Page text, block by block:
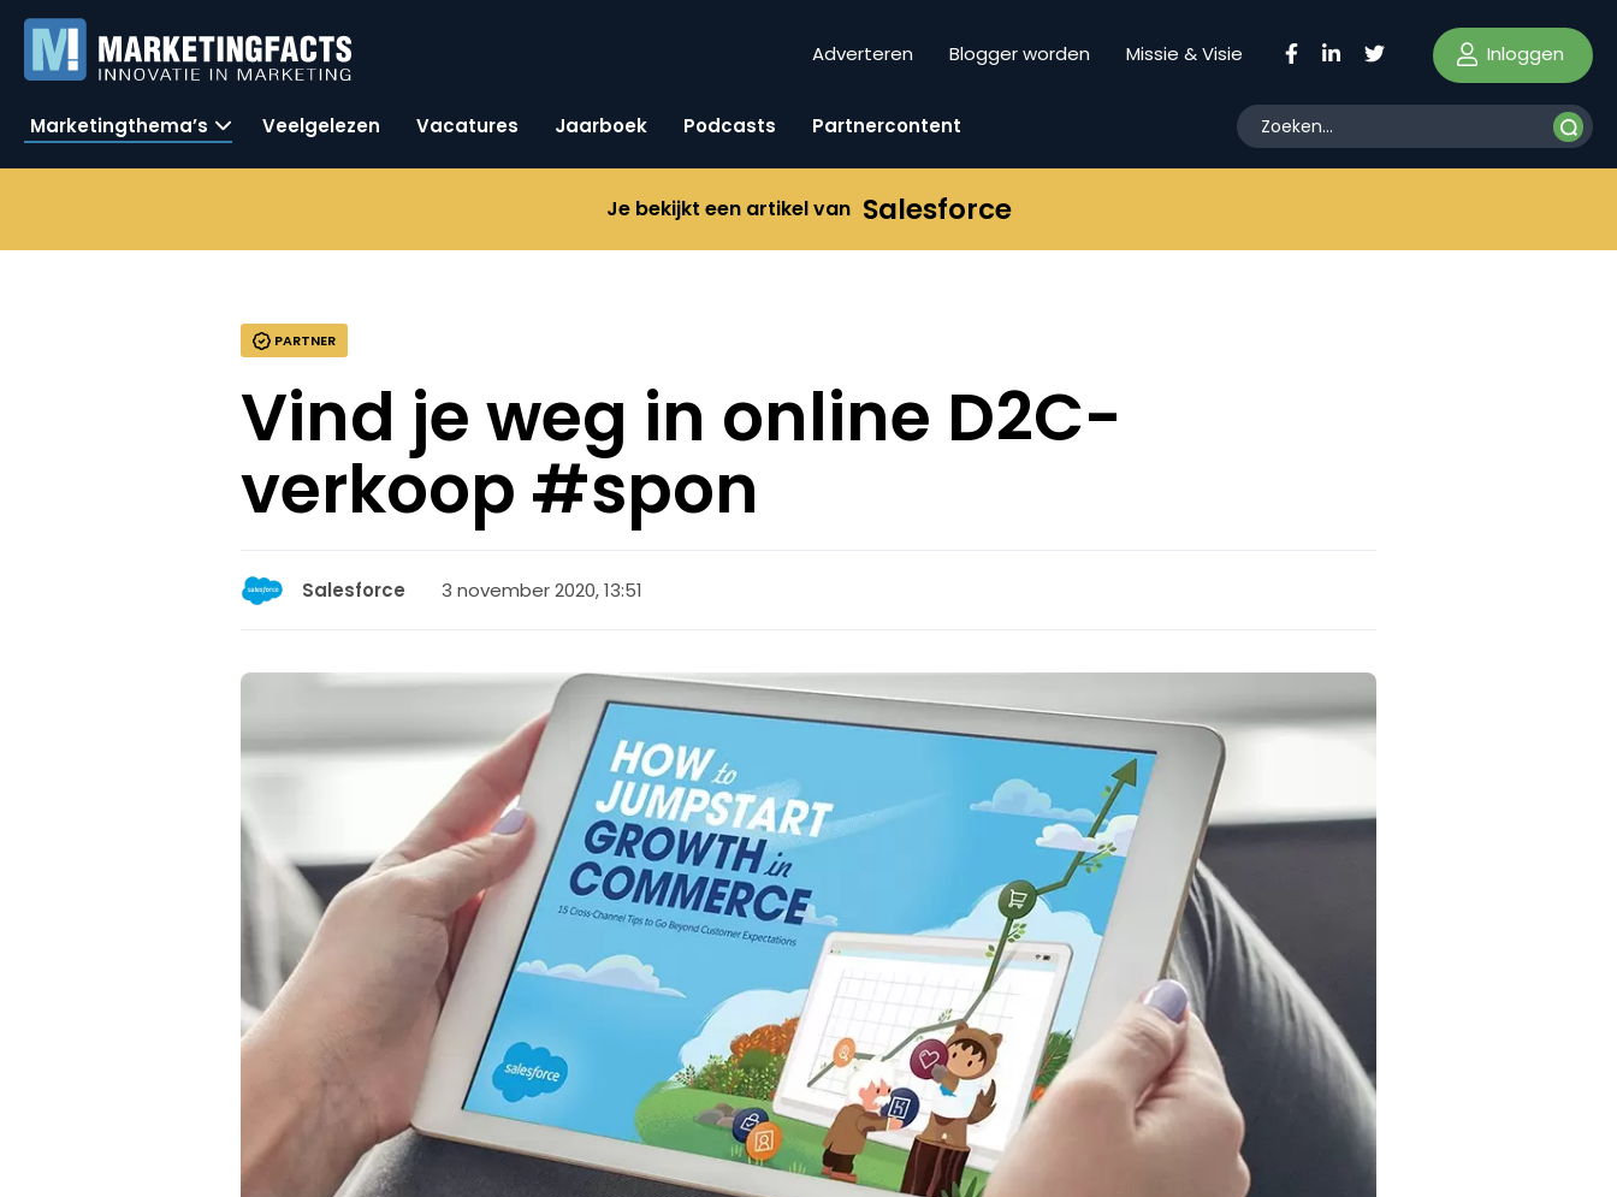
Adverteren Blogger worden Missie & Visie Inloggen
Marketingthema’s Veelgelezen Vacatures Jaarboek Podcasts Partnercontent
Je bekijkt een artikel van Salesforce
PARTNER
Vind je weg in online D2C-
verkoop #spon
Salesforce 3 november 2020, 13:51